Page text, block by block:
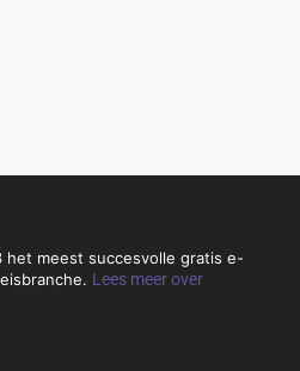
het meest succesvolle gratis e-
Lees meer over